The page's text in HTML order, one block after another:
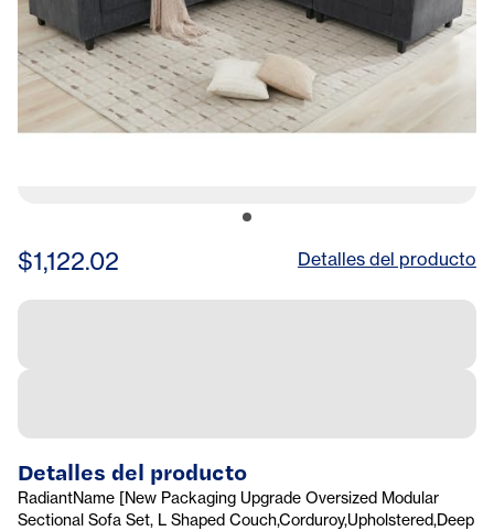
$1,122.02 Detalles del producto
Detalles del producto
RadiantName [New Packaging Upgrade Oversized Modular
Sectional Sofa Set, L Shaped Couch,Corduroy,Upholstered,Deep